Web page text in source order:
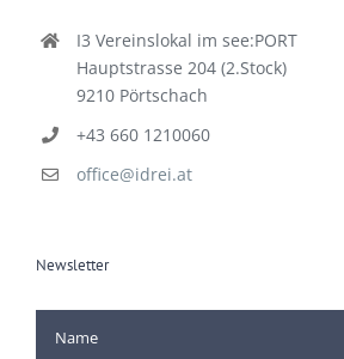
I3 Vereinslokal im see:PORT
Hauptstrasse 204 (2.Stock)
9210 Pörtschach
+43 660 1210060
office@idrei.at
Newsletter